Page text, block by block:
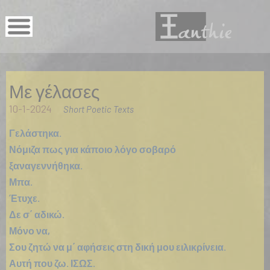
Με γέλασες
10-1-2024 Short Poetic Texts
Γελάστηκα.
Νόμιζα πως για κάποιο λόγο σοβαρό
ξαναγεννήθηκα.
Μπα.
Έτυχε.
Δε σ΄ αδικώ.
Μόνο να,
Σου ζητώ να μ΄ αφήσεις στη δική μου ειλικρίνεια.
Αυτή που ζω. ΙΣΩΣ.